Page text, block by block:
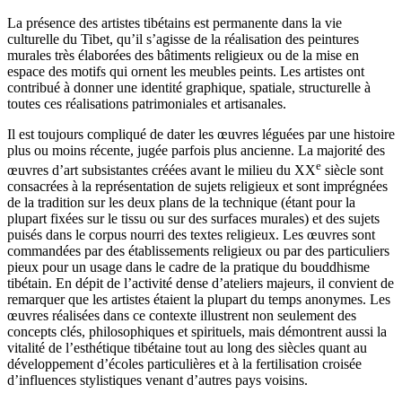
La présence des artistes tibétains est permanente dans la vie
culturelle du Tibet, qu’il s’agisse de la réalisation des peintures
murales très élaborées des bâtiments religieux ou de la mise en
espace des motifs qui ornent les meubles peints. Les artistes ont
contribué à donner une identité graphique, spatiale, structurelle à
toutes ces réalisations patrimoniales et artisanales.
Il est toujours compliqué de dater les œuvres léguées par une histoire
plus ou moins récente, jugée parfois plus ancienne. La majorité des
œuvres d’art subsistantes créées avant le milieu du XXe siècle sont
consacrées à la représentation de sujets religieux et sont imprégnées
de la tradition sur les deux plans de la technique (étant pour la
plupart fixées sur le tissu ou sur des surfaces murales) et des sujets
puisés dans le corpus nourri des textes religieux. Les œuvres sont
commandées par des établissements religieux ou par des particuliers
pieux pour un usage dans le cadre de la pratique du bouddhisme
tibétain. En dépit de l’activité dense d’ateliers majeurs, il convient de
remarquer que les artistes étaient la plupart du temps anonymes. Les
œuvres réalisées dans ce contexte illustrent non seulement des
concepts clés, philosophiques et spirituels, mais démontrent aussi la
vitalité de l’esthétique tibétaine tout au long des siècles quant au
développement d’écoles particulières et à la fertilisation croisée
d’influences stylistiques venant d’autres pays voisins.